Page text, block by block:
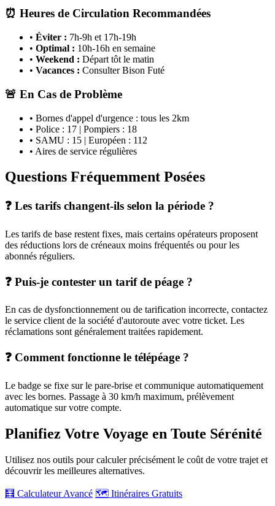
⏰ Heures de Circulation Recommandées
• Éviter : 7h-9h et 17h-19h
• Optimal : 10h-16h en semaine
• Weekend : Départ tôt le matin
• Vacances : Consulter Bison Futé
🚨 En Cas de Problème
• Bornes d'appel d'urgence : tous les 2km
• Police : 17 | Pompiers : 18
• SAMU : 15 | Européen : 112
• Aires de service régulières
Questions Fréquemment Posées
❓ Les tarifs changent-ils selon la période ?
Les tarifs de base restent fixes, mais certains opérateurs proposent
des réductions lors de créneaux moins fréquentés ou pour les
abonnés réguliers.
❓ Puis-je contester un tarif de péage ?
En cas de dysfonctionnement ou de tarification incorrecte, contactez
le service client de la société d'autoroute avec votre ticket. Les
réclamations sont généralement traitées rapidement.
❓ Comment fonctionne le télépéage ?
Le badge se fixe sur le pare-brise et communique automatiquement
avec les bornes. Passage à 30 km/h maximum, prélèvement
automatique sur votre compte.
Planifiez Votre Voyage en Toute Sérénité
Utilisez nos outils pour calculer précisément le coût de votre trajet et
découvrir les meilleures alternatives.
🧮 Calculateur Avancé 🗺️ Itinéraires Gratuits